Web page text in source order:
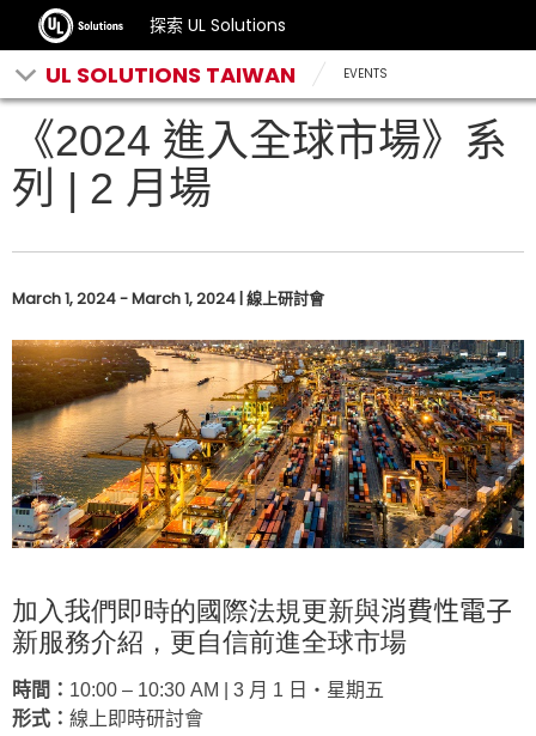
探索 UL Solutions
UL SOLUTIONS TAIWAN EVENTS
《2024 進入全球市場》系
列 | 2 月場
March 1, 2024 - March 1, 2024 | 線上研討會
加入我們即時的國際法規更新與消費性電子
新服務介紹，更自信前進全球市場
時間： 10:00 – 10:30 AM | 3 月 1 日‧星期五
形式： 線上即時研討會